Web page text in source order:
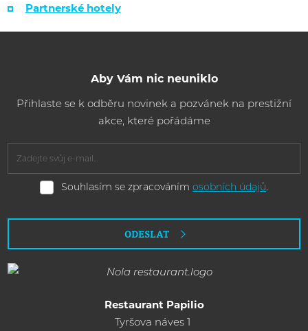
Partnerské hotely
Aby Vám nic neuniklo
Přihlaste se k odběru novinek a pozvánek na prestižní
akce, které pořádáme
Souhlasím
Souhlasím se zpracovánímosobních údajů.
ODESLAT
Restaurant Papilio
Tyršova náves 1